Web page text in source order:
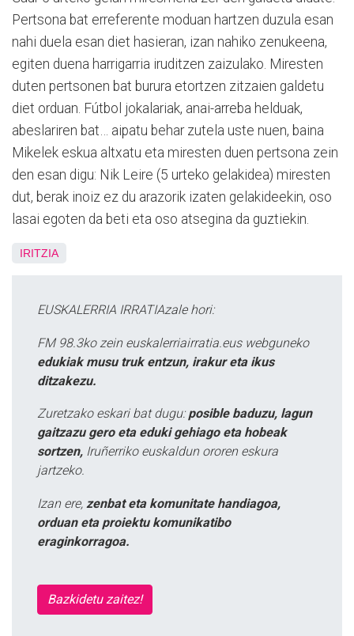
Pertsona bat erreferente moduan hartzen duzula esan
nahi duela esan diet hasieran, izan nahiko zenukeena,
egiten duena harrigarria iruditzen zaizulako. Miresten
duten pertsonen bat burura etortzen zitzaien galdetu
diet orduan. Fútbol jokalariak, anai-arreba helduak,
abeslariren bat… aipatu behar zutela uste nuen, baina
Mikelek eskua altxatu eta miresten duen pertsona zein
den esan digu: Nik Leire (5 urteko gelakidea) miresten
dut, berak inoiz ez du arazorik izaten gelakideekin, oso
lasai egoten da beti eta oso atsegina da guztiekin.
IRITZIA
EUSKALERRIA IRRATIAzale hori:
FM 98.3ko zein euskalerriairratia.eus webguneko
edukiak musu truk entzun, irakur eta ikus
ditzakezu.
Zuretzako eskari bat dugu: posible baduzu, lagun
gaitzazu gero eta eduki gehiago eta hobeak
sortzen, Iruñerriko euskaldun ororen eskura
jartzeko.
Izan ere, zenbat eta komunitate handiagoa,
orduan eta proiektu komunikatibo
eraginkorragoa.
Bazkidetu zaitez!